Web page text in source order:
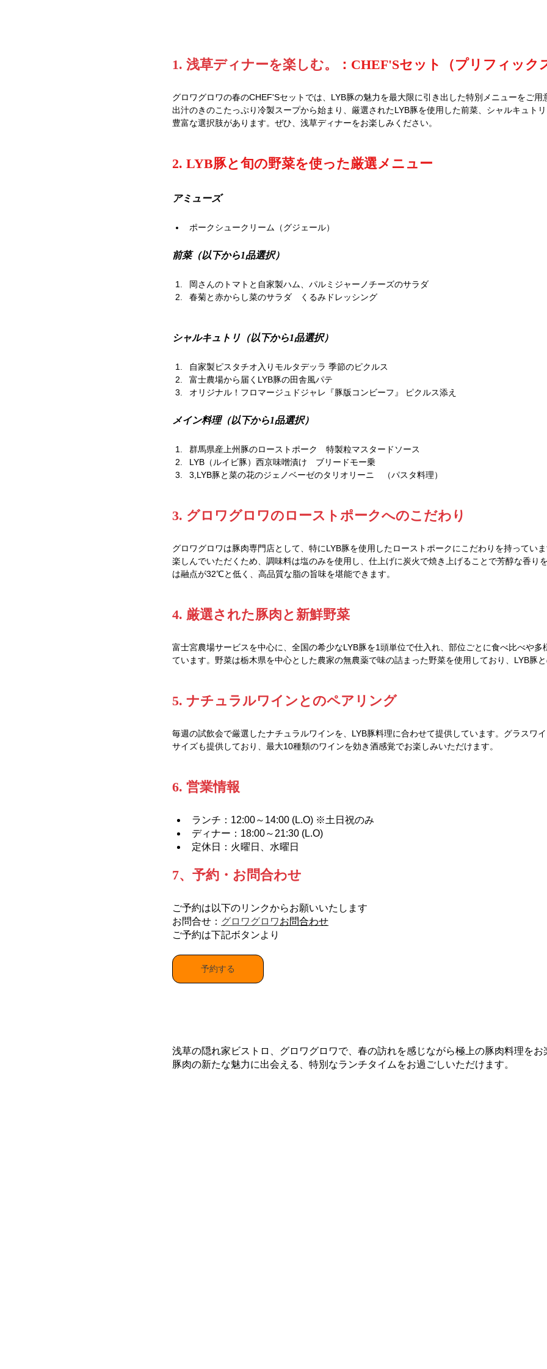
1. 浅草ディナーを楽しむ。 ：CHEF'Sセット（プリフィック
グロワグロワの春のCHEF'Sセットでは、LYB豚の魅力を最大限に引き出した特別メニューをご用
出汁のきのこたっぷり冷製スープから始まり、厳選されたLYB豚を使用した前菜、シャルキュトリ
豊富な選択肢があります。ぜひ、浅草ディナーをお楽しみください。
2. LYB豚と旬の野菜を使った厳選メニュー
アミューズ
ポークシュークリーム（グジェール）
前菜（以下から1品選択）
岡さんのトマトと自家製ハム、パルミジャーノチーズのサラダ
春菊と赤からし菜のサラダ　くるみドレッシング
シャルキュトリ（以下から1品選択）
自家製ピスタチオ入りモルタデッラ 季節のピクルス
富士農場から届くLYB豚の田舎風パテ
オリジナル！フロマージュドジャレ『豚版コンビーフ』 ピクルス添え
メイン料理（以下から1品選択）
群馬県産上州豚のローストポーク　特製粒マスタードソース
LYB（ルイビ豚）西京味噌漬け　ブリードモー乗
3,LYB豚と菜の花のジェノベーゼのタリオリーニ　（パスタ料理）
3. グロワグロワのローストポークへのこだわり
グロワグロワは豚肉専門店として、特にLYB豚を使用したローストポークにこだわりを持ってい
楽しんでいただくため、調味料は塩のみを使用し、仕上げに炭火で焼き上げることで芳醇な香り
は融点が32℃と低く、高品質な脂の旨味を堪能できます。
4. 厳選された豚肉と新鮮野菜
富士宮農場サービスを中心に、全国の希少なLYB豚を1頭単位で仕入れ、部位ごとに食べ比べや多
ています。野菜は栃木県を中心とした農家の無農薬で味の詰まった野菜を使用しており、LYB豚と
5. ナチュラルワインとのペアリング
毎週の試飲会で厳選したナチュラルワインを、LYB豚料理に合わせて提供しています。グラスワ
サイズも提供しており、最大10種類のワインを効き酒感覚でお楽しみいただけます。
6. 営業情報
ランチ：12:00～14:00 (L.O) ※土日祝のみ
ディナー：18:00～21:30 (L.O)
定休日：火曜日、水曜日
7、予約・お問合わせ
ご予約は以下のリンクからお願いいたします
お問合せ： グロワグロワお問合わせ
ご予約は下記ボタンより
予約する
浅草の隠れ家ビストロ、グロワグロワで、春の訪れを感じながら極上の豚肉料理をお
豚肉の新たな魅力に出会える、特別なランチタイムをお過ごしいただけます。